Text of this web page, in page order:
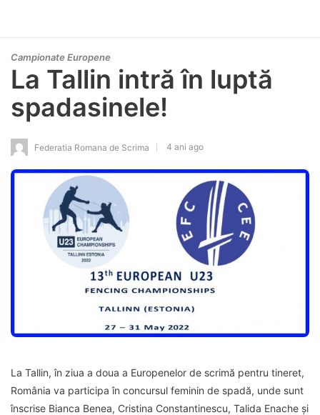
Campionate Europene
La Tallin intră în luptă
spadasinele!
Federatia Romana de Scrima 4 ani ago
La Tallin, în ziua a doua a Europenelor de scrimă pentru tineret,
România va participa în concursul feminin de spadă, unde sunt
înscrise Bianca Benea, Cristina Constantinescu, Talida Enache și